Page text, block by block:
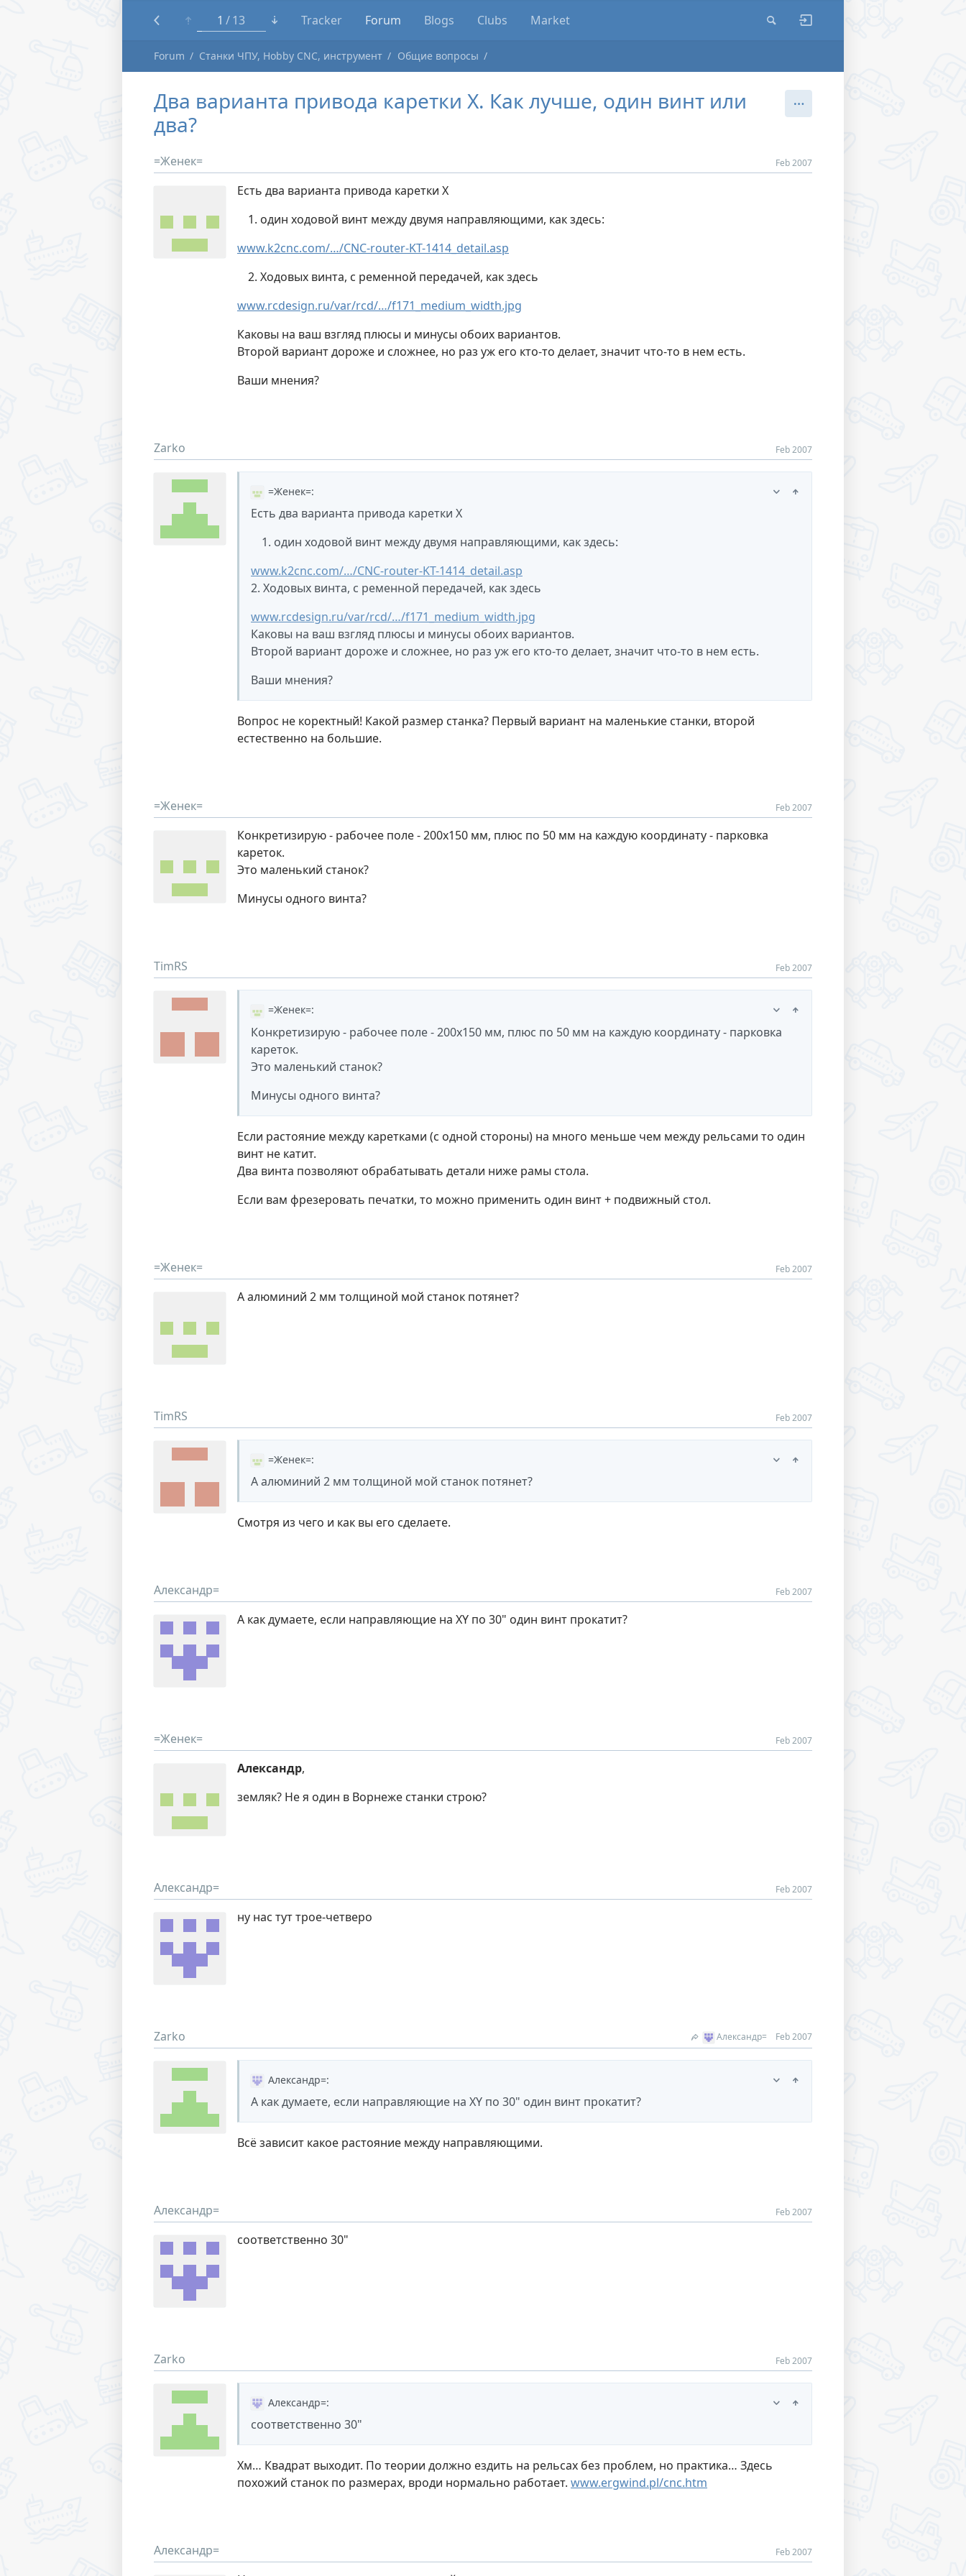
1 13 Tracker Forum Blogs Clubs Market
Forum Станки ЧПУ, Hobby CNC, инструмент Общие вопросы
Два варианта привода каретки X. Как лучше, один винт или
два?
=Женек= Feb 2007
Есть два варианта привода каретки X
один ходовой винт между двумя направляющими, как здесь:
www.k2cnc.com/…/CNC-router-KT-1414_detail.asp
Ходовых винта, с ременной передачей, как здесь
www.rcdesign.ru/var/rcd/…/f171_medium_width.jpg
Каковы на ваш взгляд плюсы и минусы обоих вариантов.
Второй вариант дороже и сложнее, но раз уж его кто-то делает, значит что-то в нем есть.
Ваши мнения?
Zarko Feb 2007
=Женек=:
Есть два варианта привода каретки X
один ходовой винт между двумя направляющими, как здесь:
www.k2cnc.com/…/CNC-router-KT-1414_detail.asp
2. Ходовых винта, с ременной передачей, как здесь
www.rcdesign.ru/var/rcd/…/f171_medium_width.jpg
Каковы на ваш взгляд плюсы и минусы обоих вариантов.
Второй вариант дороже и сложнее, но раз уж его кто-то делает, значит что-то в нем есть.
Ваши мнения?
Вопрос не коректный! Какой размер станка? Первый вариант на маленькие станки, второй
естественно на большие.
=Женек= Feb 2007
Конкретизирую - рабочее поле - 200х150 мм, плюс по 50 мм на каждую координату - парковка
кареток.
Это маленький станок?
Минусы одного винта?
TimRS Feb 2007
=Женек=:
Конкретизирую - рабочее поле - 200х150 мм, плюс по 50 мм на каждую координату - парковка
кареток.
Это маленький станок?
Минусы одного винта?
Если растояние между каретками (с одной стороны) на много меньше чем между рельсами то один
винт не катит.
Два винта позволяют обрабатывать детали ниже рамы стола.
Если вам фрезеровать печатки, то можно применить один винт + подвижный стол.
=Женек= Feb 2007
А алюминий 2 мм толщиной мой станок потянет?
TimRS Feb 2007
=Женек=:
А алюминий 2 мм толщиной мой станок потянет?
Смотря из чего и как вы его сделаете.
Александр= Feb 2007
А как думаете, если направляющие на XY по 30" один винт прокатит?
=Женек= Feb 2007
Александр,
земляк? Не я один в Ворнеже станки строю?
Александр= Feb 2007
ну нас тут трое-четверо
Zarko Александр= Feb 2007
Александр=:
А как думаете, если направляющие на XY по 30" один винт прокатит?
Всё зависит какое растояние между направляющими.
Александр= Feb 2007
соответственно 30"
Zarko Feb 2007
Александр=:
соответственно 30"
Хм… Квадрат выходит. По теории должно ездить на рельсах без проблем, но практика… Здесь
похожий станок по размерах, вроди нормально работает. www.ergwind.pl/cnc.htm
Александр= Feb 2007